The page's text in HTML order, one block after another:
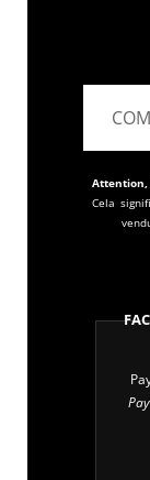
Cela